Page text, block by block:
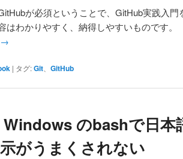
が必須ということで、GitHub実践入
はわかりやすく、納得しやすいものです。
→
| タグ:Git GitHub
のbashで日本
がうまくされない